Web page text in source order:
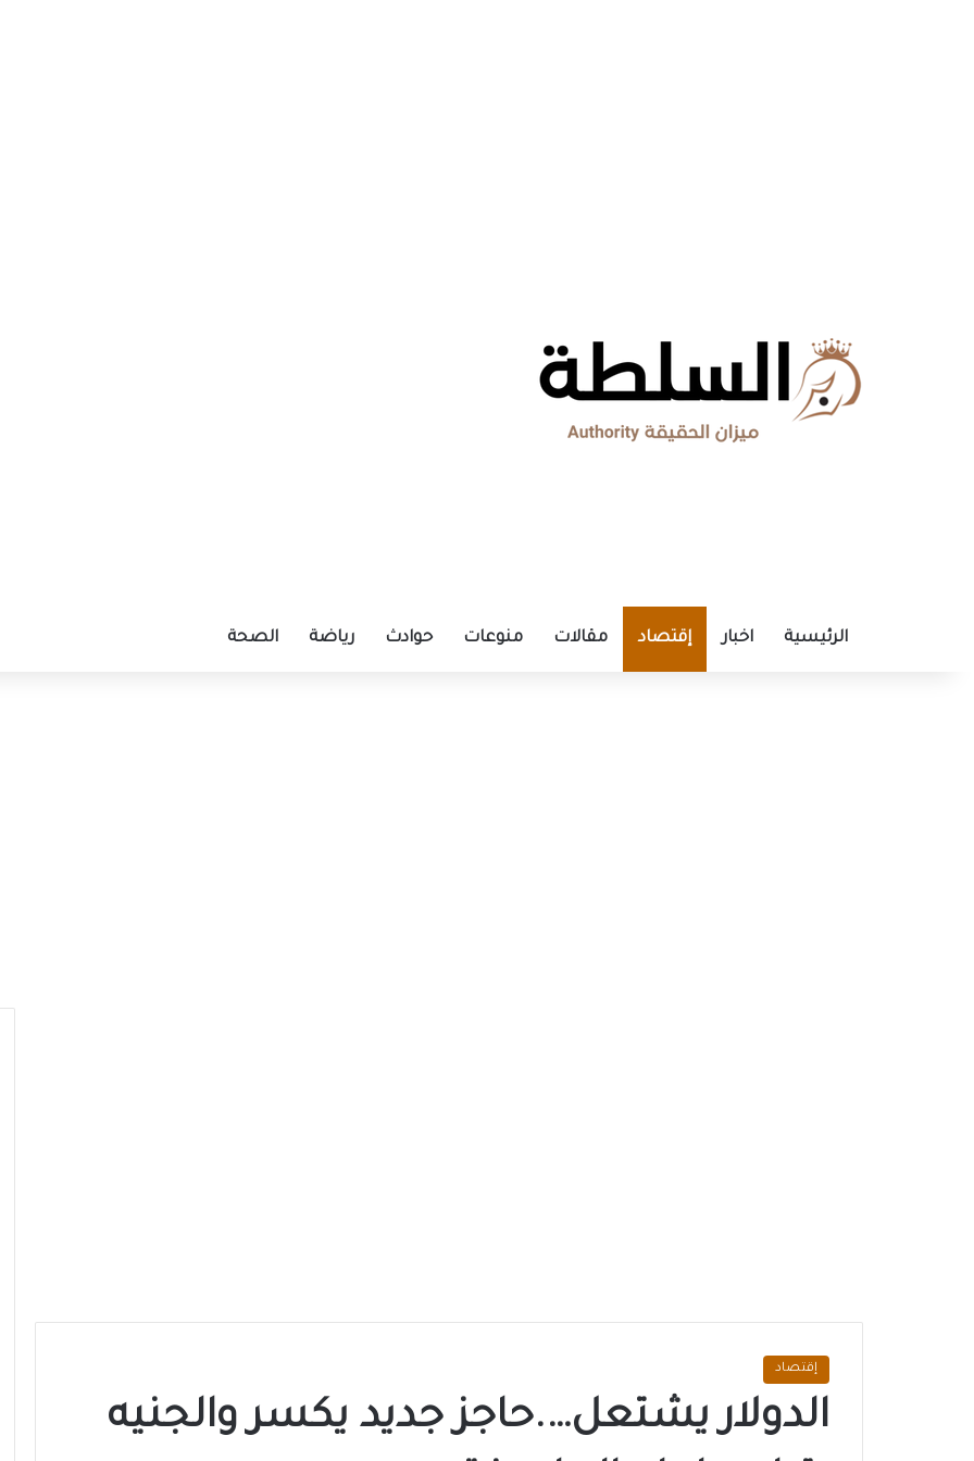
الرئيسية اخبار إقتصاد مقالات منوعات حوادث رياضة الصحة
إقتصاد
الدولار يشتعل….حاجز جديد يكسر والجنيه